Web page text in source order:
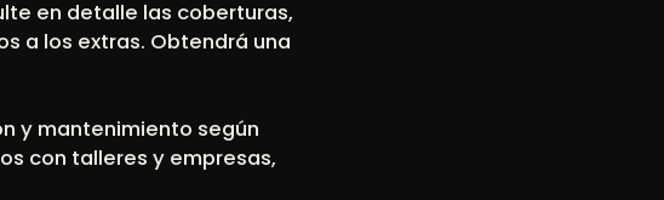
en detalle las coberturas,
a los extras. Obtendrá una
y mantenimiento según
con talleres y empresas,